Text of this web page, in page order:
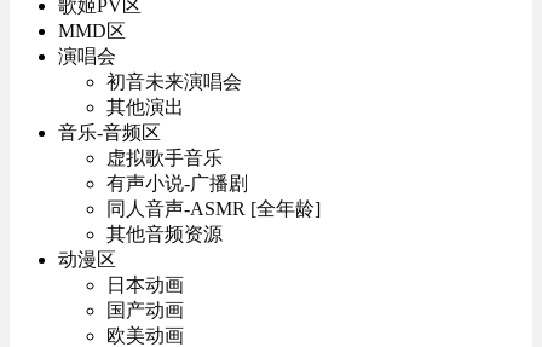
歌姬PV区
MMD区
演唱会
初音未来演唱会
其他演出
音乐-音频区
虚拟歌手音乐
有声小说-广播剧
同人音声-ASMR [全年龄]
其他音频资源
动漫区
日本动画
国产动画
欧美动画